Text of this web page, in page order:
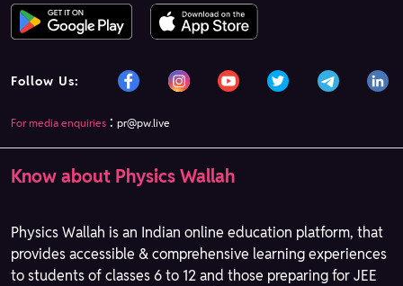
Follow Us:
For media enquiries : pr@pw.live
Know about Physics Wallah
Physics Wallah is an Indian online education platform, that
provides accessible & comprehensive learning experiences
to students of classes 6 to 12 and those preparing for JEE